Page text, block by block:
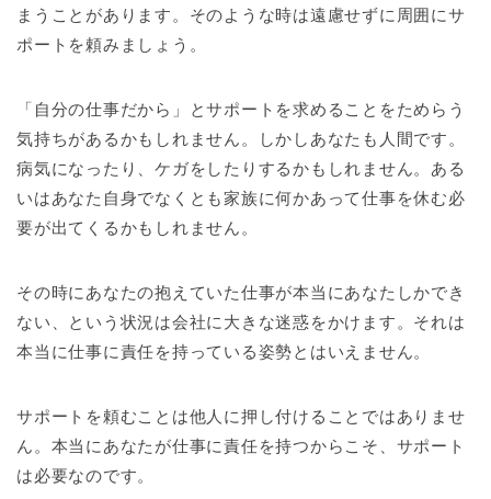
まうことがあります。そのような時は遠慮せずに周囲にサ
ポートを頼みましょう。
「自分の仕事だから」とサポートを求めることをためらう
気持ちがあるかもしれません。しかしあなたも人間です。
病気になったり、ケガをしたりするかもしれません。ある
いはあなた自身でなくとも家族に何かあって仕事を休む必
要が出てくるかもしれません。
その時にあなたの抱えていた仕事が本当にあなたしかでき
ない、という状況は会社に大きな迷惑をかけます。それは
本当に仕事に責任を持っている姿勢とはいえません。
サポートを頼むことは他人に押し付けることではありませ
ん。本当にあなたが仕事に責任を持つからこそ、サポート
は必要なのです。